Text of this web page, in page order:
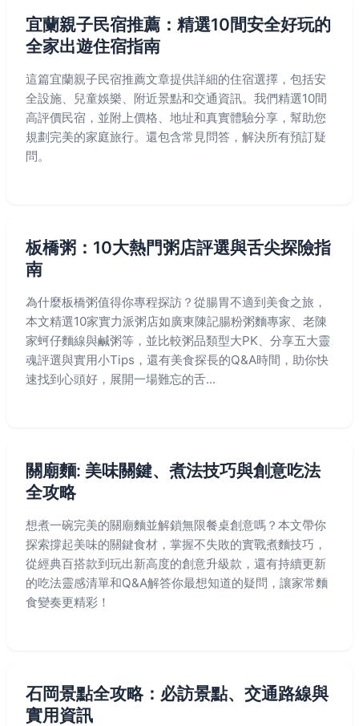
宜蘭親子民宿推薦：精選10間安全好玩的
全家出遊住宿指南
這篇宜蘭親子民宿推薦文章提供詳細的住宿選擇，包括安
全設施、兒童娛樂、附近景點和交通資訊。我們精選10間
高評價民宿，並附上價格、地址和真實體驗分享，幫助您
規劃完美的家庭旅行。還包含常見問答，解決所有預訂疑
問。
板橋粥：10大熱門粥店評選與舌尖探險指
南
為什麼板橋粥值得你專程探訪？從腸胃不適到美食之旅，
本文精選10家實力派粥店如廣東陳記腸粉粥麵專家、老陳
家蚵仔麵線與鹹粥等，並比較粥品類型大PK、分享五大靈
魂評選與實用小Tips，還有美食探長的Q&A時間，助你快
速找到心頭好，展開一場難忘的舌...
關廟麵: 美味關鍵、煮法技巧與創意吃法
全攻略
想煮一碗完美的關廟麵並解鎖無限餐桌創意嗎？本文帶你
探索撐起美味的關鍵食材，掌握不失敗的實戰煮麵技巧，
從經典百搭款到玩出新高度的創意升級款，還有持續更新
的吃法靈感清單和Q&A解答你最想知道的疑問，讓家常麵
食變奏更精彩！
石岡景點全攻略：必訪景點、交通路線與
實用資訊